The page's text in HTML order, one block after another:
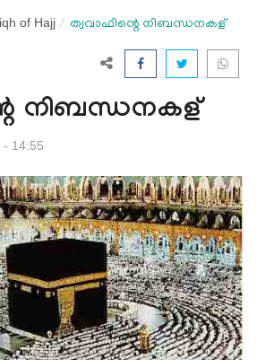
of Hajj ത്വവാഫിന്റെ നിബന്ധനകള്
നിബന്ധനകള്
- 14:55